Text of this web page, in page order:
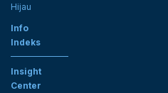
Hijau
Info
Indeks
Insight
Center